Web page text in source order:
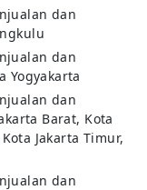
dan
dan
Yogyakarta
dan
Barat, Kota
Jakarta Timur,
dan